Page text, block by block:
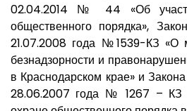
02.04.2014 № 44 «Об
общественного порядка»,
21.07.2008 года №1539-КЗ «О
безнадзорности и
в Краснодарском крае» и
28.06.2007 года № 1267 – КЗ